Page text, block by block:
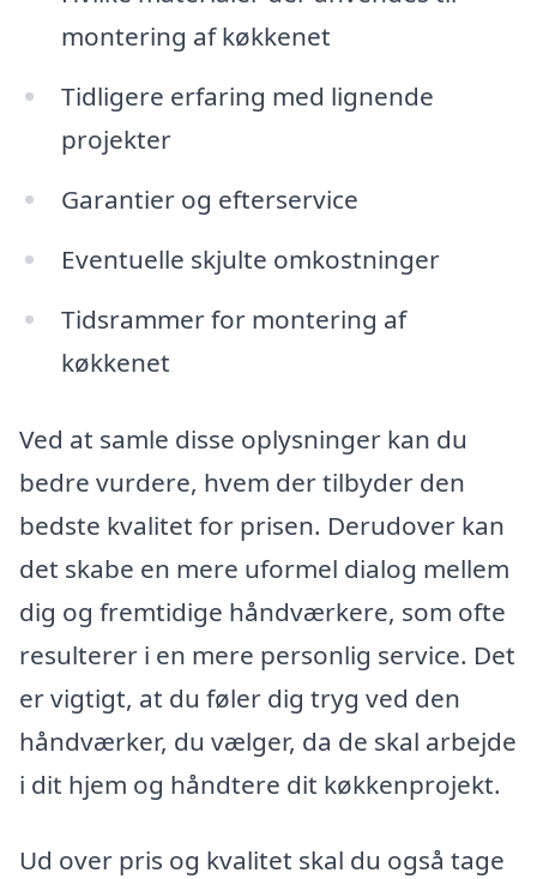
montering af køkkenet
Tidligere erfaring med lignende
projekter
Garantier og efterservice
Eventuelle skjulte omkostninger
Tidsrammer for montering af
køkkenet
Ved at samle disse oplysninger kan du
bedre vurdere, hvem der tilbyder den
bedste kvalitet for prisen. Derudover kan
det skabe en mere uformel dialog mellem
dig og fremtidige håndværkere, som ofte
resulterer i en mere personlig service. Det
er vigtigt, at du føler dig tryg ved den
håndværker, du vælger, da de skal arbejde
i dit hjem og håndtere dit køkkenprojekt.
Ud over pris og kvalitet skal du også tage